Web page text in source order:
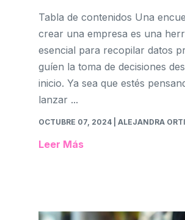
Tabla de contenidos Una
crear una empresa es una
esencial para recopilar datos
guíen la toma de decisiones
inicio. Ya sea que estés
lanzar ...
OCTUBRE 07, 2024 | ALEJANDRA
Leer Más